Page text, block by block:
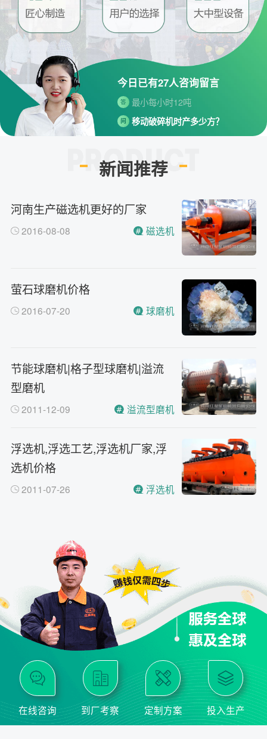
今日已有27人咨询留言
问 请问厂家地址在哪？
河南省郑州市高新技术开发区梧
桐街与红松路交叉口中国高端矿
机生产出口基地园区
问 制砂机最小的产量是多少？
答 最小每小时12吨
问 移动破碎机时产多少方？
答 每小时30-300方的型号都有。
答 环保测验均达到标准
小型的制砂机类型有哪些？
砂机，HX制砂机等
请问厂家地址在哪？
河南省郑州市高新技术开发区梧
桐街与红松路交叉口中国高端矿
制砂机最小的产量是多少？
最小每小时12吨
移动破碎机时产多少方？
红星制砂机在环保上达标吗？
答 环保测验均达到标准
小型的制砂机类型有哪些？
答
主要有细碎机，复合破，对辊制
新闻推荐
河南生产磁选机更好的厂家
2016-08-08 磁选机
萤石球磨机价格
2016-07-20 球磨机
节能球磨机|格子型球磨机|溢流
型磨机
2011-12-09 溢流型磨机
浮选机,浮选工艺,浮选机厂家,浮
选机价格
2011-07-26 浮选机
在线咨询 到厂考察 定制方案 投入生产